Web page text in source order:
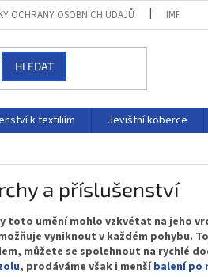
OCHRANY OSOBNÍCH ÚDAJŮ
HLEDAT
k textiliím Jevištní koberce
a příslušenství
toto umění mohlo vzkvétat na jeho
vyniknout v každém pohybu.
můžete se spolehnout na rychlé
, prodáváme však i menšíbalení po